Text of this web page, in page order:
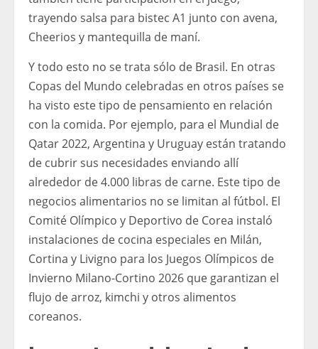
trayendo salsa para bistec A1 junto con avena,
Cheerios y mantequilla de maní.
Y todo esto no se trata sólo de Brasil. En otras
Copas del Mundo celebradas en otros países se
ha visto este tipo de pensamiento en relación
con la comida. Por ejemplo, para el Mundial de
Qatar 2022, Argentina y Uruguay están tratando
de cubrir sus necesidades enviando allí
alrededor de 4.000 libras de carne. Este tipo de
negocios alimentarios no se limitan al fútbol. El
Comité Olímpico y Deportivo de Corea instaló
instalaciones de cocina especiales en Milán,
Cortina y Livigno para los Juegos Olímpicos de
Invierno Milano-Cortino 2026 que garantizan el
flujo de arroz, kimchi y otros alimentos
coreanos.